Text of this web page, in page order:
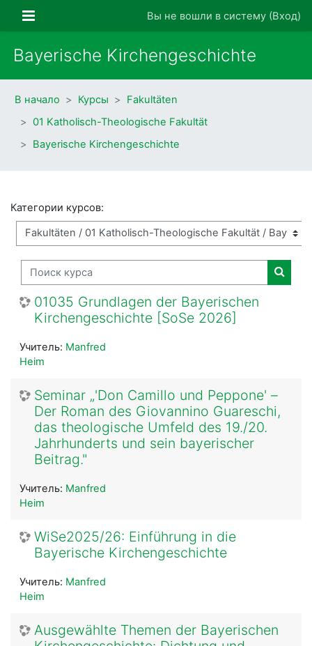
Боковая панельВы не вошли в систему (Вход)
Bayerische Kirchengeschichte
В начало Курсы
Fakultäten
01 Katholisch-Theologische Fakultät
Bayerische Kirchengeschichte
Категории курсов:
Поиск курса
Поиск
01035 Grundlagen der Bayerischen
Kirchengeschichte [SoSe 2026]
Учитель: Manfred
Heim
Seminar „'Don Camillo und Peppone' –
Der Roman des Giovannino Guareschi,
das theologische Umfeld des 19./20.
Jahrhunderts und sein bayerischer
Beitrag."
Учитель: Manfred
Heim
WiSe2025/26: Einführung in die
Bayerische Kirchengeschichte
Учитель: Manfred
Heim
Ausgewählte Themen der Bayerischen